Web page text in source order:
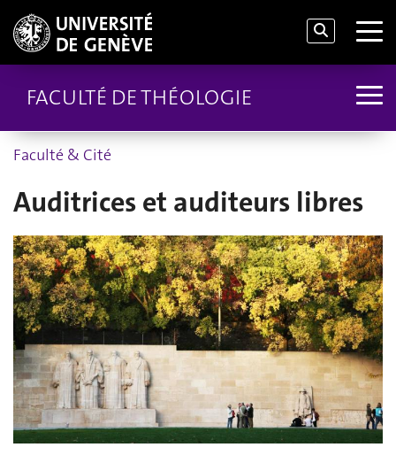
FACULTÉ DE THÉOLOGIE
Faculté & Cité
Auditrices et auditeurs libres